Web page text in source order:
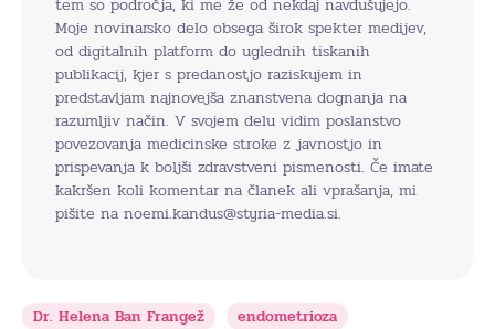
Moje novinarsko delo obsega širok spekter medijev,
od digitalnih platform do uglednih tiskanih
publikacij, kjer s predanostjo raziskujem in
predstavljam najnovejša znanstvena dognanja na
razumljiv način. V svojem delu vidim poslanstvo
povezovanja medicinske stroke z javnostjo in
prispevanja k boljši zdravstveni pismenosti. Če imate
kakršen koli komentar na članek ali vprašanja, mi
pišite na noemi.kandus@styria-media.si.
Dr. Helena Ban Frangež endometrioza